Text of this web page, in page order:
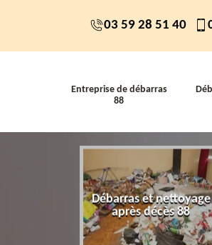
03 59 28 51 40
Entreprise de débarras
88
Débarras et nettoyage
après décès 88